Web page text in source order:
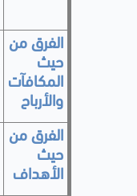
الفرق من
حيث
المكافآت
والأرباح
الفرق من
حيث
الأهداف